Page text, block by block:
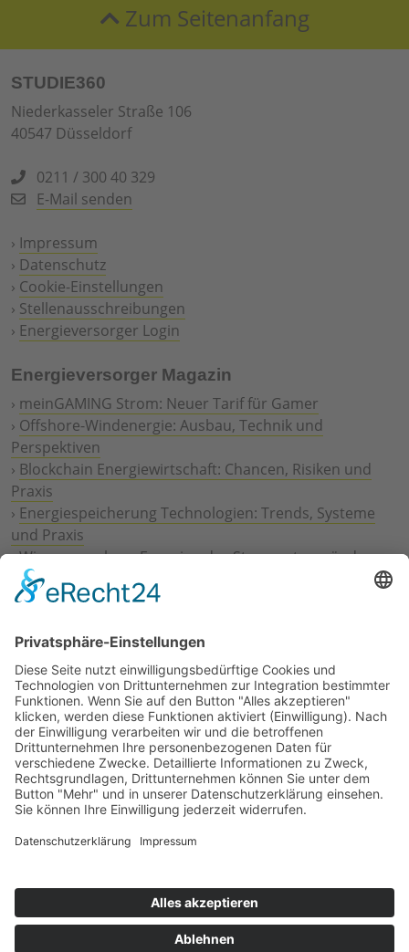
Zum Seitenanfang
STUDIE360
Niederkasseler Straße 106
40547 Düsseldorf
0211 / 300 40 329
E-Mail senden
› Impressum
› Datenschutz
› Cookie-Einstellungen
› Stellenausschreibungen
› Energieversorger Login
Energieversorger Magazin
› meinGAMING Strom: Neuer Tarif für Gamer
› Offshore-Windenergie: Ausbau, Technik und
Perspektiven
› Blockchain Energiewirtschaft: Chancen, Risiken und
Praxis
› Energiespeicherung Technologien: Trends, Systeme
und Praxis
›Wie erneuerbare Energien das Stromnetz verändern
Digitalisierung Energiewirtschaft: Effizienz, Netze und
Prozesse
Geschäftsmodelle
›Vorstandswechsel Westenergie: Böddeling übernimmt
befristet
›Wasserstoff-Hochlauf: Dialog, Infrastruktur und
konkrete Schritte
›Solaranlage Regenbogenfarben: FC St. Pauli und
LichtBlick installieren erste weltweite Anlage
Jetzt an der STUDIE360 teilnehmen
Wir möchten Transparenz mit einheitlichen Kriterien
kostenlose Teilnahme wichtig. Die Ergebnisse werden
umgehend nach Teilnahme und Auswertung auf
unserer Webseite zur Verfügung gestellt.